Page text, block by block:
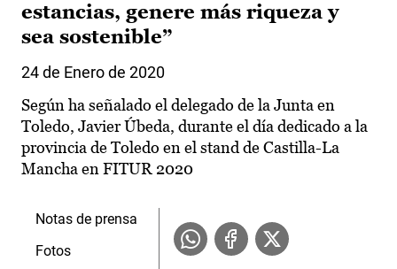
estancias, genere más riqueza y
sea sostenible”
24 de Enero de 2020
Según ha señalado el delegado de la Junta en
Toledo, Javier Úbeda, durante el día dedicado a la
provincia de Toledo en el stand de Castilla-La
Mancha en FITUR 2020
Notas de prensa
Fotos